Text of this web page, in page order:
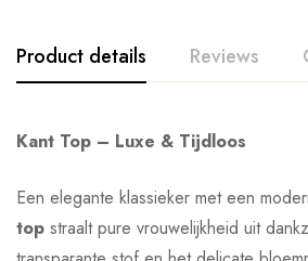
Product details Reviews
Kant Top – Luxe & Tijdloos
Een elegante klassieker met een
top straalt pure vrouwelijkheid uit